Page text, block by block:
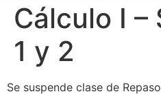
Cálculo I –
1 y 2
Se suspende clase de